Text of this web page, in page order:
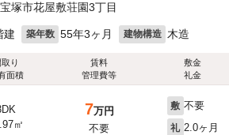
塚市花屋敷荘園3丁目
建 築年数 55年3ヶ月 建物構造 木造
り
面積
賃料
管理費等
敷金
礼金
㎡
7万円
不要
敷 不要
礼 2.0ヶ月